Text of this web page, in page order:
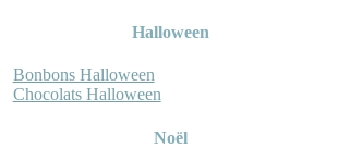
Halloween
Bonbons Halloween
Chocolats Halloween
Noël